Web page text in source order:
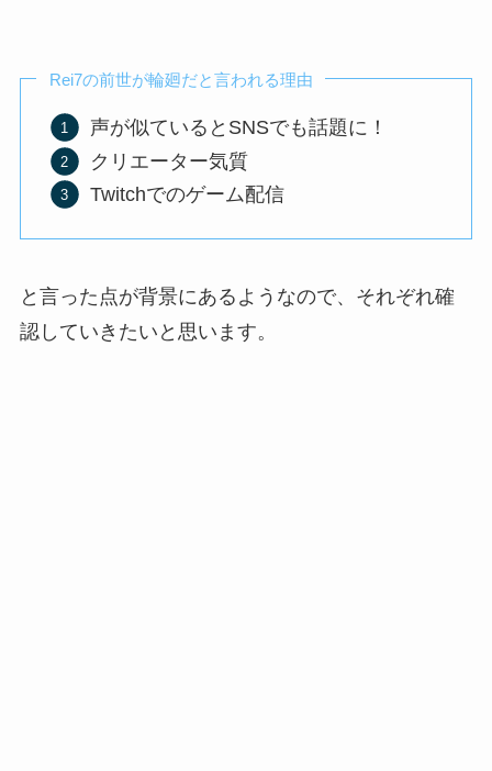
Rei7の前世が輪廻だと言われる理由
声が似ているとSNSでも話題に！
クリエーター気質
Twitchでのゲーム配信
と言った点が背景にあるようなので、それぞれ確
認していきたいと思います。